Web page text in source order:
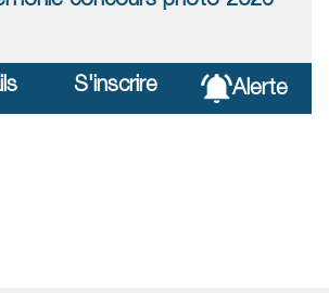
S'inscrire Alerte